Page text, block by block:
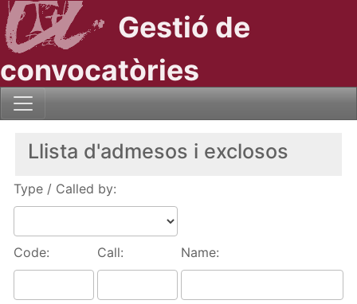
Gestió de
convocatòries
Llista d'admesos i exclosos
Type / Called by:
Code: Call: Name: